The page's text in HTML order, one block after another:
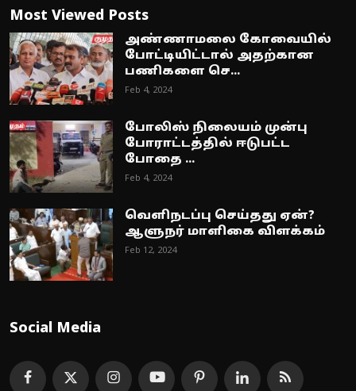
Most Viewed Posts
அண்ணாமலை கோவையில்
போட்டியிட்டால் அதற்கான
பணிகளை செ...
Feb 4, 2024
போலிஸ் நிலையம் முன்பு
போராட்டத்தில் ஈடுபட்ட
போதை ...
Feb 4, 2024
வெளிநடப்பு செய்தது ஏன்?
ஆளுநர் மாளிகை விளக்கம்
Feb 12, 2024
Social Media